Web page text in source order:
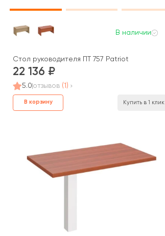
В наличии
Стол руководителя ПТ 757 Patriot
22 136
5.0отзывов (1)
В корзину Купить в 1 клик